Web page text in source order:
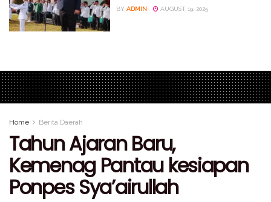
BY ADMIN AUGUST 19, 2025
Home Berita Daerah
Tahun Ajaran Baru,
Kemenag Pantau kesiapan
Ponpes Sya’airullah